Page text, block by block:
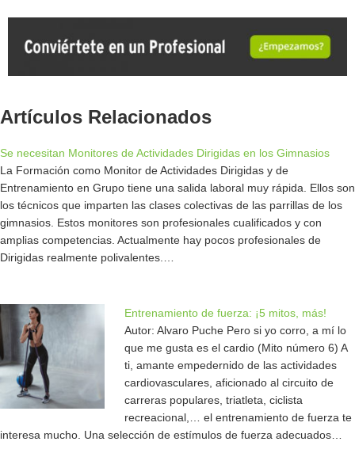
Artículos Relacionados
Se necesitan Monitores de Actividades Dirigidas en los Gimnasios
La Formación como Monitor de Actividades Dirigidas y de
Entrenamiento en Grupo tiene una salida laboral muy rápida. Ellos son
los técnicos que imparten las clases colectivas de las parrillas de los
gimnasios. Estos monitores son profesionales cualificados y con
amplias competencias. Actualmente hay pocos profesionales de
Dirigidas realmente polivalentes.…
Entrenamiento de fuerza: ¡5 mitos, más!
Autor: Alvaro Puche Pero si yo corro, a mí lo
que me gusta es el cardio (Mito número 6) A
ti, amante empedernido de las actividades
cardiovasculares, aficionado al circuito de
carreras populares, triatleta, ciclista
recreacional,… el entrenamiento de fuerza te
interesa mucho. Una selección de estímulos de fuerza adecuados…